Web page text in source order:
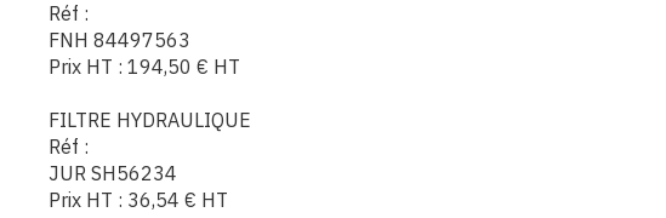
Réf :
FNH 84497563
Prix HT : 194,50 € HT
FILTRE HYDRAULIQUE
Réf :
JUR SH56234
Prix HT : 36,54 € HT